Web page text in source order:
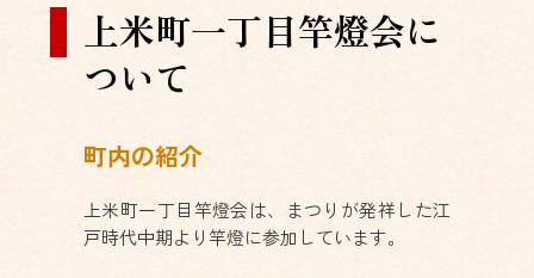
上米町一丁目竿燈会に
ついて
町内の紹介
上米町一丁目竿燈会は、まつりが発祥した江
戸時代中期より竿燈に参加しています。